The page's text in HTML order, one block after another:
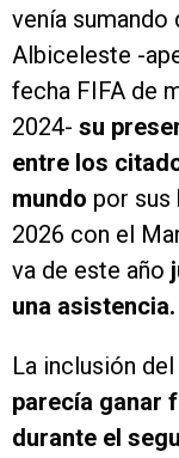
venía
Albiceleste -
fecha FIFA de
2024- su
entre los
mundo por sus
2026 con el
va de este año
una asistencia.
La inclusión
parecía ganar
durante el